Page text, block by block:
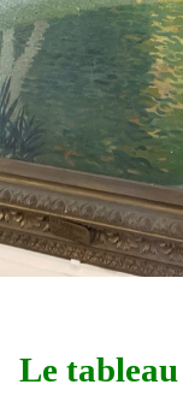
Le tableau